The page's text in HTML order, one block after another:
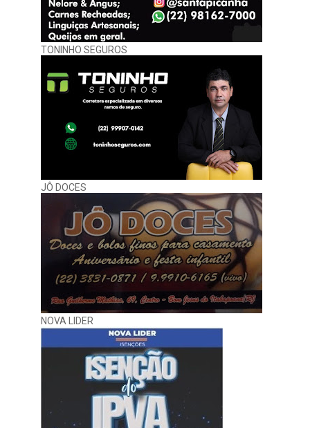
TONINHO SEGUROS
JÔ DOCES
NOVA LIDER